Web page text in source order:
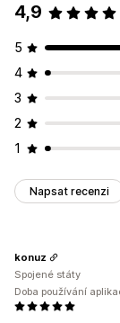
4,9
5
4
3
2
1
Napsat recenzi
konuz
Spojené státy
Doba používání